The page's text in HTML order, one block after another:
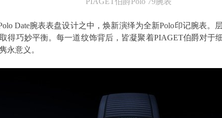
Date腕表表盘设计之中，焕新演绎为全新Polo印记腕表
得巧妙平衡。每一道纹饰背后，皆凝聚着PIAGET伯爵对
永意义。